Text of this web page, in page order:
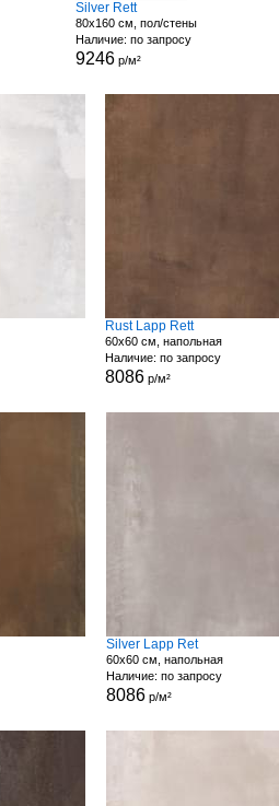
Silver Rett
80x160 см, пол/стены
Наличие: по запросу
9246р/м²
Rust Lapp Rett
60x60 см, напольная
Наличие: по запросу
8086 р/м²
Silver Lapp Ret
60x60 см, напольная
Наличие: по запросу
8086 р/м²